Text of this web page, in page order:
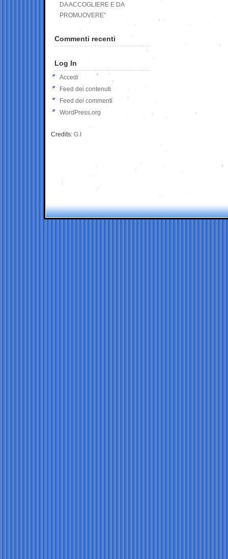
DA ACCOGLIERE E DA
PROMUOVERE”
Commenti recenti
Log In
Accedi
Feed dei contenuti
Feed dei commenti
WordPress.org
Credits: G.I